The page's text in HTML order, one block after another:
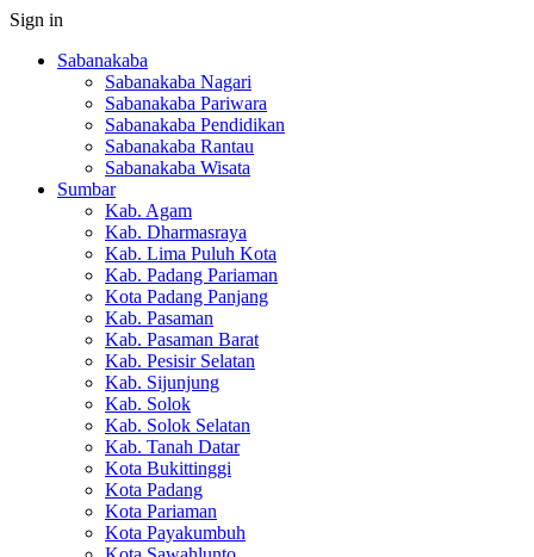
Sign in
Sabanakaba
Sabanakaba Nagari
Sabanakaba Pariwara
Sabanakaba Pendidikan
Sabanakaba Rantau
Sabanakaba Wisata
Sumbar
Kab. Agam
Kab. Dharmasraya
Kab. Lima Puluh Kota
Kab. Padang Pariaman
Kota Padang Panjang
Kab. Pasaman
Kab. Pasaman Barat
Kab. Pesisir Selatan
Kab. Sijunjung
Kab. Solok
Kab. Solok Selatan
Kab. Tanah Datar
Kota Bukittinggi
Kota Padang
Kota Pariaman
Kota Payakumbuh